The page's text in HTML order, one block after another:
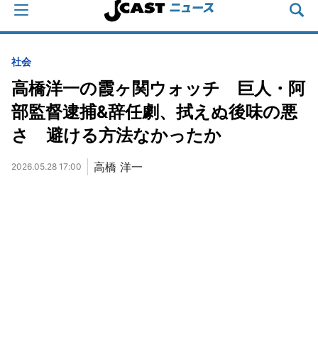
社会
高橋洋一の霞ヶ関ウォッチ 巨人・阿
部監督逮捕&辞任劇、拭えぬ後味の悪
さ 避ける方法なかったか
2026.05.28 17:00 高橋 洋一